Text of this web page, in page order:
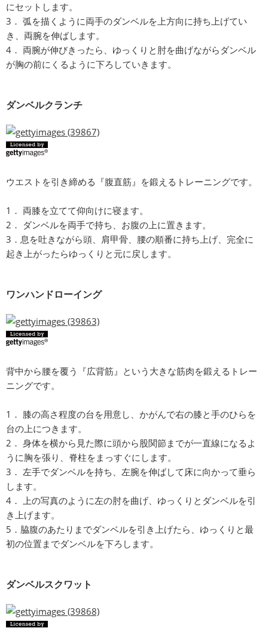
にセットします。
3． 弧を描くように両手のダンベルを上方向に持ち上げてい
き、両腕を伸ばします。
4． 両腕が伸びきったら、ゆっくりと肘を曲げながらダンベル
が胸の前にくるように下ろしていきます。
ダンベルクランチ
ウエストを引き締める『腹直筋』を鍛えるトレーニングです。
1． 両膝を立てて仰向けに寝ます。
2． ダンベルを両手で持ち、お腹の上に置きます。
3．息を吐きながら頭、肩甲骨、腰の順番に持ち上げ、完全に
起き上がったらゆっくりと元に戻します。
ワンハンドローイング
背中から腰を覆う『広背筋』という大きな筋肉を鍛えるトレー
ニングです。
1． 膝の高さ程度の台を用意し、かがんで右の膝と手のひらを
台の上につきます。
2． 身体を横から見た際に頭から股関節までが一直線になるよ
うに胸を張り、脊柱をまっすぐにします。
3． 左手でダンベルを持ち、左腕を伸ばして床に向かって垂ら
します。
4． 上の写真のように左の肘を曲げ、ゆっくりとダンベルを引
き上げます。
5．脇腹のあたりまでダンベルを引き上げたら、ゆっくりと最
初の位置までダンベルを下ろします。
ダンベルスクワット